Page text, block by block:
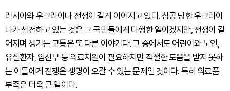
러시아와 우크라이나 전쟁이 길게 이어지고 있다. 침공 당한 우크라이
나가 선전하고 있는 것은 그 국민들에게 다행한 일이겠지만, 전쟁이 길
어지며 생기는 고통은 또 다른 이야기다. 그 중에서도 어린이와 노인,
유질환자, 임신부 등 의료지원이 필요하지만 적절한 도움을 받지 못하
는 이들에게 전쟁은 생명이 오갈 수 있는 문제일 것이다. 특히 의료품
부족은 더욱 큰 일이다.